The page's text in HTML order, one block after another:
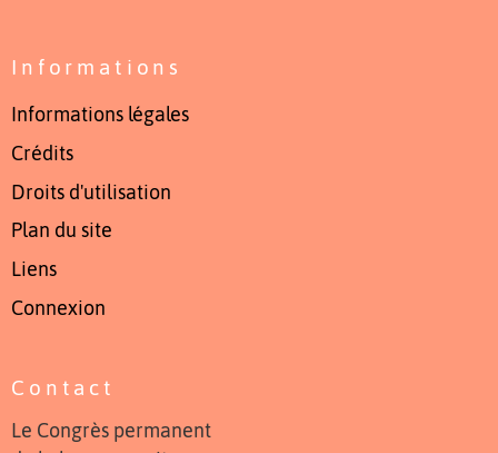
Informations
Informations légales
Crédits
Droits d'utilisation
Plan du site
Liens
Connexion
Contact
Le Congrès permanent